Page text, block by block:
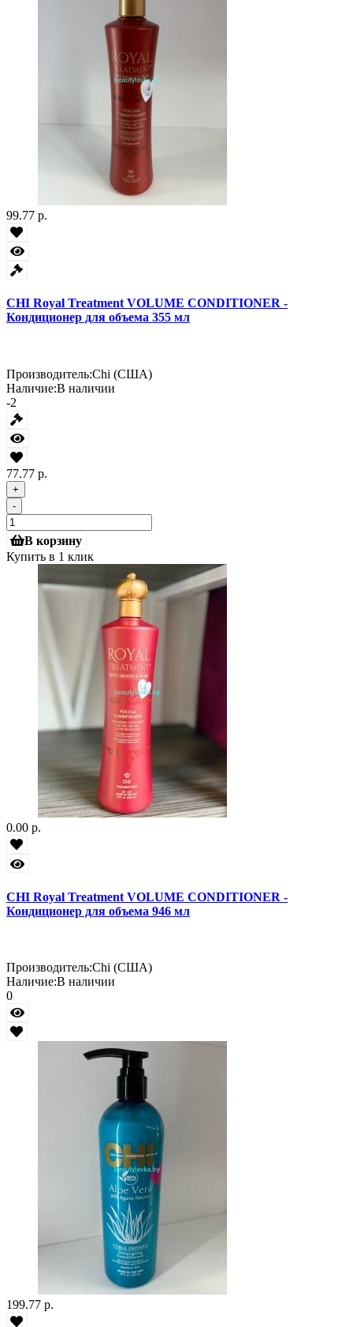
99.77 р.
CHI Royal Treatment VOLUME CONDITIONER -
Кондиционер для объема 355 мл
Производитель:Chi (США)
Наличие:В наличии
-2
77.77 р.
+
-
В корзину
Купить в 1 клик
0.00 р.
CHI Royal Treatment VOLUME CONDITIONER -
Кондиционер для объема 946 мл
Производитель:Chi (США)
Наличие:В наличии
0
199.77 р.